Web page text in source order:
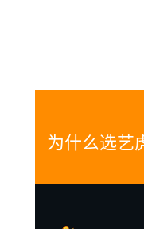
为什么选艺